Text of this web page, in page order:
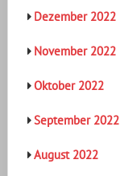
Dezember 2022
November 2022
Oktober 2022
September 2022
August 2022